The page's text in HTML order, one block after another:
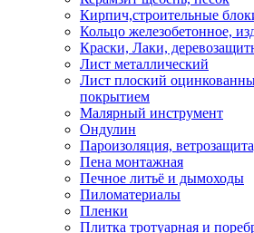
Кирпич,строительные
Кольцо железобетонное,
Краски, Лаки,
Лист металлический
Лист плоский
покрытием
Малярный инструмент
Ондулин
Пароизоляция,
Пена монтажная
Печное литьё и дымоходы
Пиломатериалы
Пленки
Плитка тротуарная и